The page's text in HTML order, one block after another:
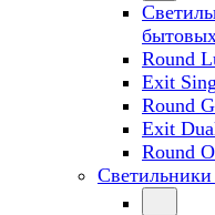
Round
Exit
Round
Exit
Round